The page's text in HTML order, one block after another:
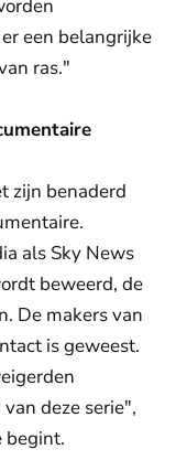
een belangrijke
ras."
zijn benaderd
als Sky News
beweerd, de
De makers van
is geweest.
deze serie",
begint.